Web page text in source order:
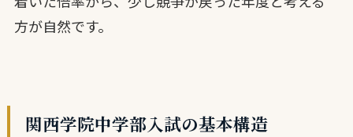
方が自然です。
関西学院中学部入試の基本構造